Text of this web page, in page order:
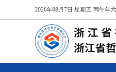
2026年08月7日 星期五 丙午年